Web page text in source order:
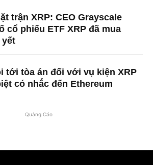
trận XRP: CEO Grayscale
cổ phiếu ETF XRP đã mua
tới tòa án đối với vụ kiện XRP
có nhắc đến Ethereum
Quảng Cáo